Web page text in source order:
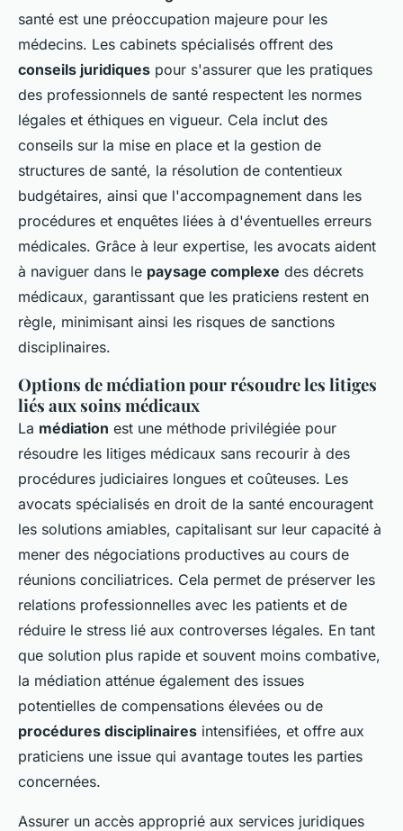
santé est une préoccupation majeure pour les
médecins. Les cabinets spécialisés offrent des
conseils juridiques pour s'assurer que les pratiques
des professionnels de santé respectent les normes
légales et éthiques en vigueur. Cela inclut des
conseils sur la mise en place et la gestion de
structures de santé, la résolution de contentieux
budgétaires, ainsi que l'accompagnement dans les
procédures et enquêtes liées à d'éventuelles erreurs
médicales. Grâce à leur expertise, les avocats aident
à naviguer dans le paysage complexe des décrets
médicaux, garantissant que les praticiens restent en
règle, minimisant ainsi les risques de sanctions
disciplinaires.
Options de médiation pour résoudre les litiges
liés aux soins médicaux
La médiation est une méthode privilégiée pour
résoudre les litiges médicaux sans recourir à des
procédures judiciaires longues et coûteuses. Les
avocats spécialisés en droit de la santé encouragent
les solutions amiables, capitalisant sur leur capacité à
mener des négociations productives au cours de
réunions conciliatrices. Cela permet de préserver les
relations professionnelles avec les patients et de
réduire le stress lié aux controverses légales. En tant
que solution plus rapide et souvent moins combative,
la médiation atténue également des issues
potentielles de compensations élevées ou de
procédures disciplinaires intensifiées, et offre aux
praticiens une issue qui avantage toutes les parties
concernées.
Assurer un accès approprié aux services juridiques